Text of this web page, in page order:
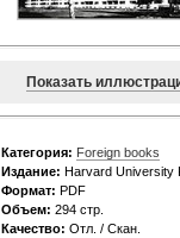
Показать
Категория: Foreign books
Издание: Harvard University
Формат: PDF
Объем: 294 стр.
Качество: Отл. / Скан.